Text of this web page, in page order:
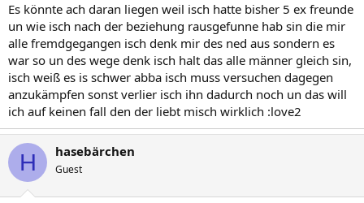
Es könnte ach daran liegen weil isch hatte bisher 5 ex freunde
un wie isch nach der beziehung rausgefunne hab sin die mir
alle fremdgegangen isch denk mir des ned aus sondern es
war so un des wege denk isch halt das alle männer gleich sin,
isch weiß es is schwer abba isch muss versuchen dagegen
anzukämpfen sonst verlier isch ihn dadurch noch un das will
ich auf keinen fall den der liebt misch wirklich :love2
H hasebärchen
Guest